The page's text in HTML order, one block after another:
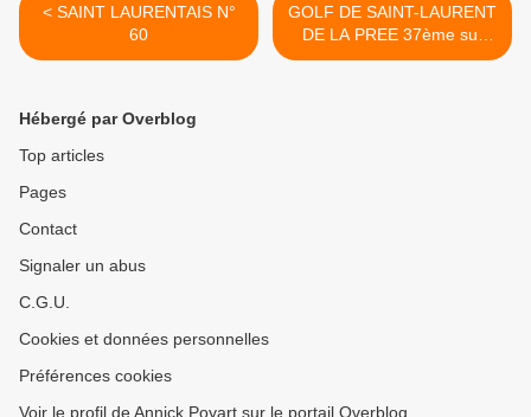
< SAINT LAURENTAIS N°
60
GOLF DE SAINT-LAURENT
DE LA PREE 37ème sur
450 >
Hébergé par Overblog
Top articles
Pages
Contact
Signaler un abus
C.G.U.
Cookies et données personnelles
Préférences cookies
Voir le profil de Annick Poyart sur le portail Overblog